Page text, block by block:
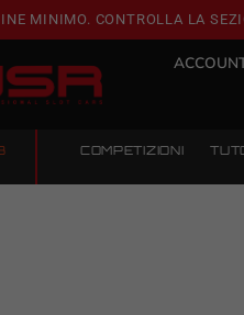
MINIMO. CONTROLLA LA
COMPETIZIONI